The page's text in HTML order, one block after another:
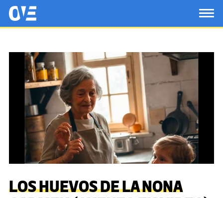
Saltar al contenido principal
OtrasVocesenEducacion.org
LOS HUEVOS DE LA NONA